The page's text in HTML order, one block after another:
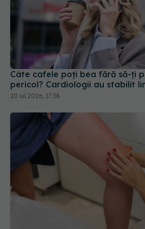
Câte cafele poți bea fără să-ți
pericol? Cardiologii au stabilit
20 iul 2026, 17:38